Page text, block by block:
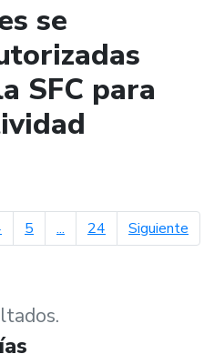
se
SFC para
5 ... 24 Siguiente